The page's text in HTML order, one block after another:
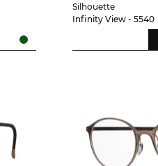
Silhouette
Infinity View - 5540